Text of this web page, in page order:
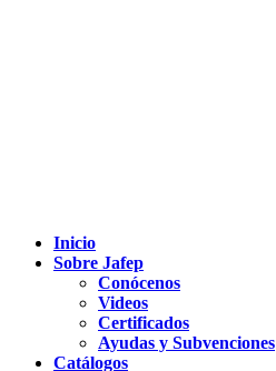
Inicio
Sobre Jafep
Conócenos
Videos
Certificados
Ayudas y Subvenciones
Catálogos